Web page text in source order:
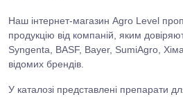
Наш інтернет-магазин Agro Level
продукцію від компаній, яким
Syngenta, BASF, Bayer, SumiAgro,
відомих брендів.
У каталозі представлені препарати